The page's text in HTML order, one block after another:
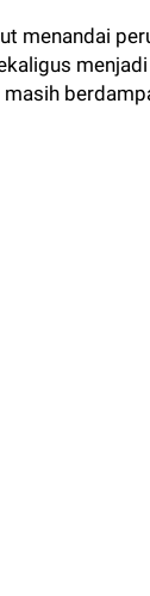
menandai